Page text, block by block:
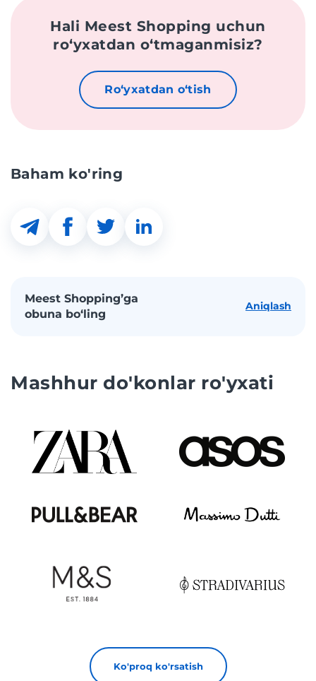
Hali Meest Shopping uchun
roʻyxatdan oʻtmaganmisiz?
Roʻyxatdan oʻtish
Baham ko'ring
Meest Shopping’ga
obuna bo‘ling
Aniqlash
Mashhur do'konlar ro'yxati
Ko'proq ko'rsatish